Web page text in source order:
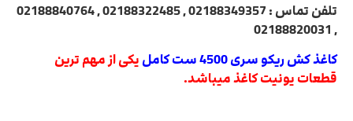
تلفن تماس : 02188349357 , 02188322485 , 02188840764
, 02188820031
کاغذ کش ریکو سری 4500 ست کامل
یکی از مهم ترین
قطعات یونیت کاغذ میباشد.